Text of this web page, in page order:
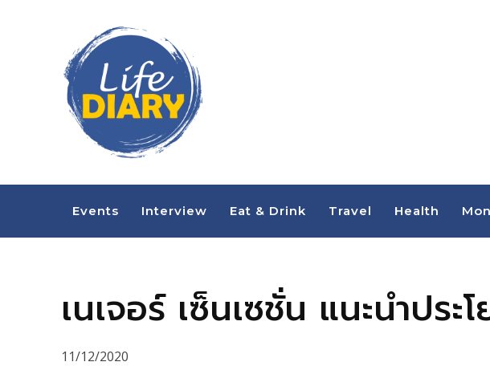
Events Interview Eat & Drink Travel Health
เนเจอร์ เซ็นเซชั่น แนะนำปร
11/12/2020